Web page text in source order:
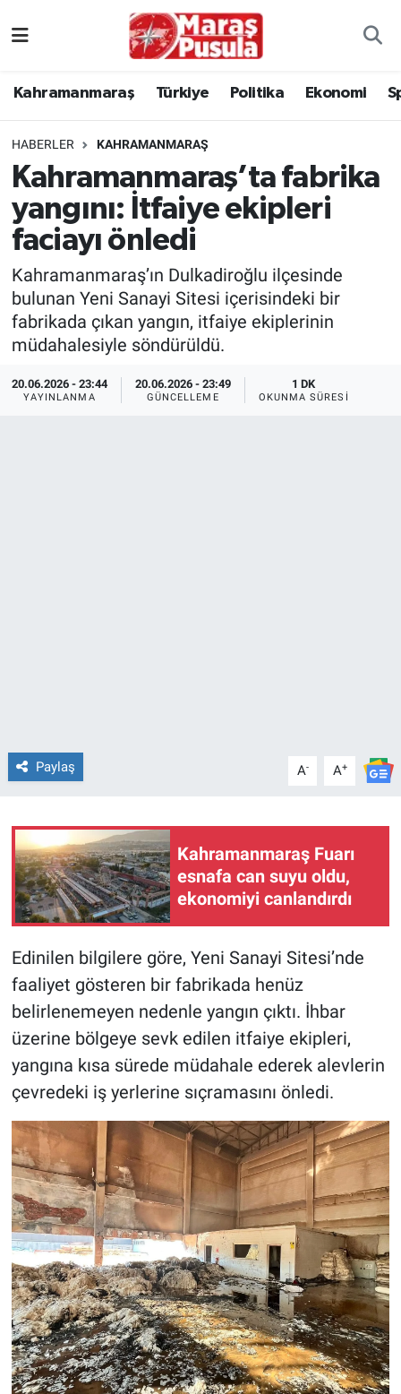
Kahramanmaraş Türkiye Politika Ekonomi
HABERLER KAHRAMANMARAŞ
Kahramanmaraş’ta fabrika
yangını: İtfaiye ekipleri
faciayı önledi
Kahramanmaraş’ın Dulkadiroğlu ilçesinde
bulunan Yeni Sanayi Sitesi içerisindeki bir
fabrikada çıkan yangın, itfaiye ekiplerinin
müdahalesiyle söndürüldü.
20.06.2026 - 23:44
YAYINLANMA
20.06.2026 - 23:49
GÜNCELLEME
1 DK
OKUNMA SÜRESI
Paylaş A- A+
Kahramanmaraş Fuarı
esnafa can suyu oldu,
ekonomiyi canlandırdı
Edinilen bilgilere göre, Yeni Sanayi Sitesi’nde
faaliyet gösteren bir fabrikada henüz
belirlenemeyen nedenle yangın çıktı. İhbar
üzerine bölgeye sevk edilen itfaiye ekipleri,
yangına kısa sürede müdahale ederek alevlerin
çevredeki iş yerlerine sıçramasını önledi.
Politika
Ekonomi
Spor
Kültür Sanat
Sağlık
HABERDE İNSAN
BİLİM VE TEKNOLOJİ
Güvenlik
İstanbul Trafik Yoğunluk Haritası
Süper Lig Puan Durumu ve Fikstür
Tüm Manşetler
Son Dakika Haberleri
Haber Arşivi